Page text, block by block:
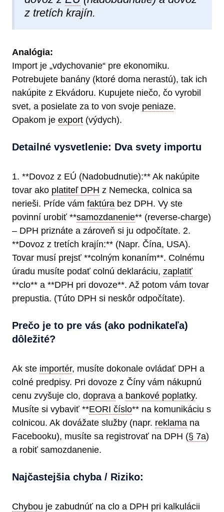
z tretích krajín.
Analógia:
Import je „vdychovanie“ pre ekonomiku.
Potrebujete banány (ktoré doma nerastú), tak ich
nakúpite z Ekvádoru. Kupujete niečo, čo vyrobil
svet, a posielate za to von svoje peniaze.
Opakom je export (výdych).
Detailné vysvetlenie: Dva svety importu
1. **Dovoz z EÚ (Nadobudnutie):** Ak nakúpite
tovar ako platiteľ DPH z Nemecka, colnica sa
nerieši. Príde vám faktúra bez DPH. Vy ste
povinní urobiť **samozdanenie** (reverse-charge)
– DPH priznáte a zároveň si ju odpočítate. 2.
**Dovoz z tretích krajín:** (Napr. Čína, USA).
Tovar musí prejsť **colným konaním**. Colnému
úradu musíte podať colnú deklaráciu, zaplatiť
**clo** a **DPH pri dovoze**. Až potom vám tovar
prepustia. (Túto DPH si neskôr odpočítate).
Prečo je to pre vás (ako podnikateľa)
dôležité?
Ak ste importér, musíte dokonale ovládať DPH a
colné predpisy. Pri dovoze z Číny vám nákupnú
cenu zvyšuje clo, doprava a bankové poplatky.
Musíte si vybaviť **EORI číslo** na komunikáciu s
colnicou. Ak dovážate služby (napr. reklama na
Facebooku), musíte sa registrovať na DPH (§ 7a)
a robiť samozdanenie.
Najčastejšia chyba / Riziko:
Chybou je zabudnúť na clo a DPH pri kalkulácii